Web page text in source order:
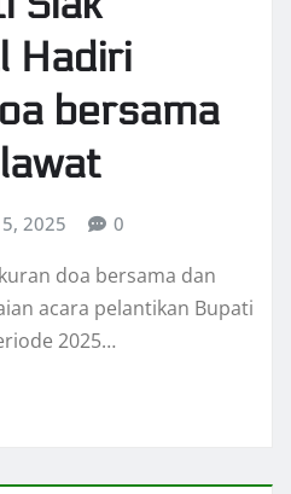
Hadiri
bersama
5, 2025 0
doa bersama dan
acara pelantikan Bupati
2025…